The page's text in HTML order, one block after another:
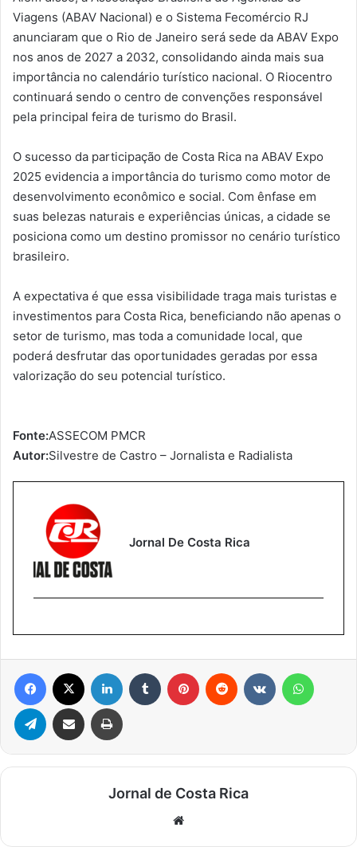
Viagens (ABAV Nacional) e o Sistema Fecomércio RJ
anunciaram que o Rio de Janeiro será sede da ABAV Expo
nos anos de 2027 a 2032, consolidando ainda mais sua
importância no calendário turístico nacional. O Riocentro
continuará sendo o centro de convenções responsável
pela principal feira de turismo do Brasil.
O sucesso da participação de Costa Rica na ABAV Expo
2025 evidencia a importância do turismo como motor de
desenvolvimento econômico e social. Com ênfase em
suas belezas naturais e experiências únicas, a cidade se
posiciona como um destino promissor no cenário turístico
brasileiro.
A expectativa é que essa visibilidade traga mais turistas e
investimentos para Costa Rica, beneficiando não apenas o
setor de turismo, mas toda a comunidade local, que
poderá desfrutar das oportunidades geradas por essa
valorização do seu potencial turístico.
Fonte:ASSECOM PMCR
Autor:Silvestre de Castro – Jornalista e Radialista
Jornal De Costa Rica
Facebook Linkedin Tumblr Pinterest Reddit
Telegram Compartilhar via e-mail Imprimir
Jornal de Costa Rica